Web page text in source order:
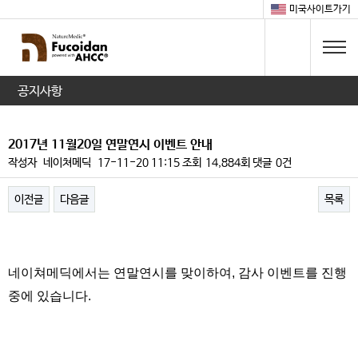
미국사이트가기
공지사항
2017년 11월20일 연말연시 이벤트 안내
작성자 네이쳐메딕 17-11-20 11:15조회 14,884회 댓글 0건
이전글 다음글 목록
네이쳐메딕에서는 연말연시를 맞이하여, 감사 이벤트를 진행
중에 있습니다.